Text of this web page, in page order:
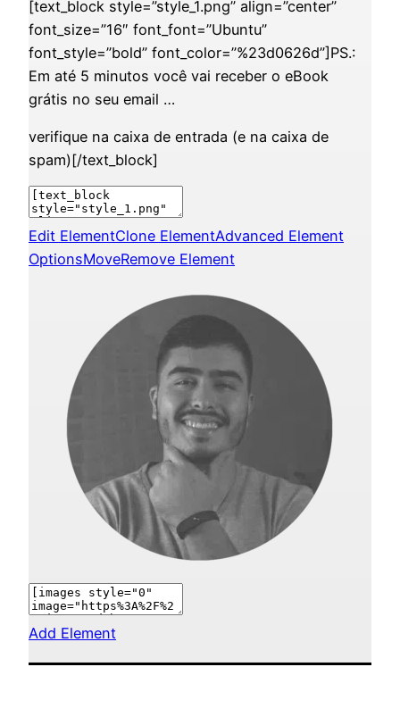
[text_block style=”style_1.png” align=”center”
font_size=”16″ font_font=”Ubuntu”
font_style=”bold” font_color=”%23d0626d”]PS.:
Em até 5 minutos você vai receber o eBook
grátis no seu email …
verifique na caixa de entrada (e na caixa de
spam)[/text_block]
Edit ElementClone ElementAdvanced Element
OptionsMoveRemove Element
Add Element